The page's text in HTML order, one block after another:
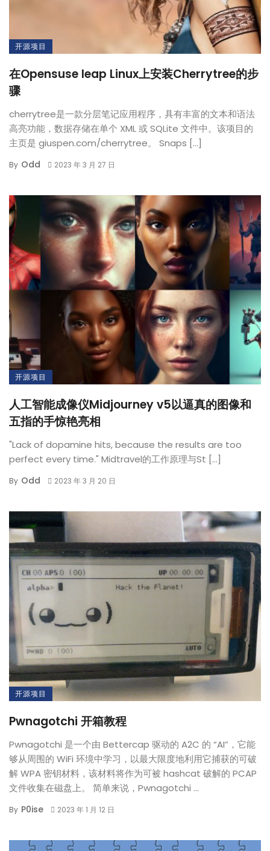
开源项目
在Opensuse leap Linux上安装Cherrytree的步
骤
cherrytree是一款分层笔记应用程序，具有丰富的文本和语法
高亮功能，数据存储在单个 XML 或 SQLite 文件中。该项目的
主页是 giuspen.com/cherrytree。 Snaps […]
By Odd 2023 年 3 月 27 日
开源项目
人工智能成像仪Midjourney v5以逼真的图像和
五指的手惊艳亮相
"Lack of dopamine hits, because the results are too
perfect every time." Midtravel的工作原理与St […]
By Odd 2023 年 3 月 20 日
开源项目
Pwnagotchi 开箱教程
Pwnagotchi 是一个由 Bettercap 驱动的 A2C 的 “AI”，它能
够从周围的 WiFi 环境中学习，以最大限度地利用它捕获的可破
解 WPA 密钥材料，该材料将作为可被 hashcat 破解的 PCAP
文件收集在磁盘上。 简单来说，Pwnagotchi ...
By P0ise 2023 年 1 月 12 日